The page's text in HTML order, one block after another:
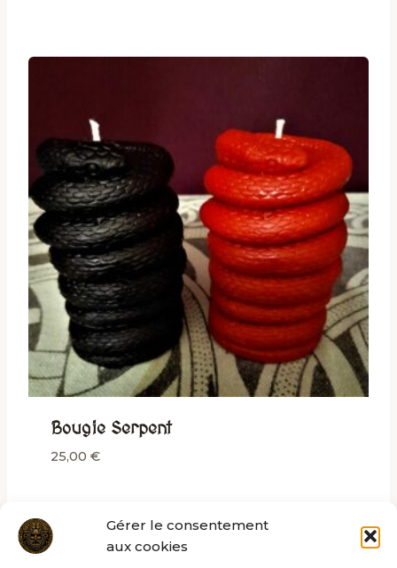
Gérer le consentement
aux cookies
Bougie Serpent
25,00 €